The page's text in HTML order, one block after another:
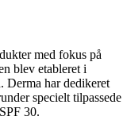
med fokus på
blev etableret i
Derma har dedikeret
specielt tilpassede
30.